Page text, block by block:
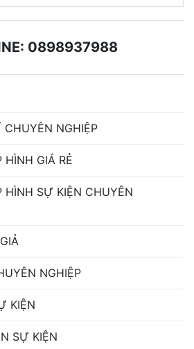
0898937988
NGHIỆP
HÌNH GIÁ RẺ
HÌNH SỰ KIỆN CHUYÊN
NGHIỆP
KIỆN
SỰ KIỆN